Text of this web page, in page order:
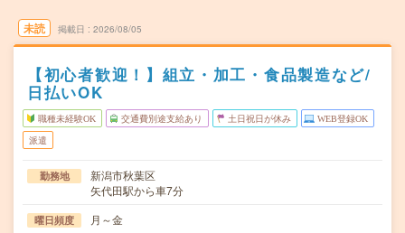
未読 掲載日 2026/08/05
【初心者歓迎！】組立・加工・食品製造など/
日払いOK
職種未経験OK 交通費別途支給あり 土日祝日が休み WEB登録OK
派遣
勤務地
新潟市秋葉区
矢代田駅から車7分
曜日頻度 月～金